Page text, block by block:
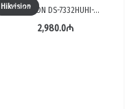
Hikvision
HIKVISION DS-7332HUHI-…
2,980.0₼